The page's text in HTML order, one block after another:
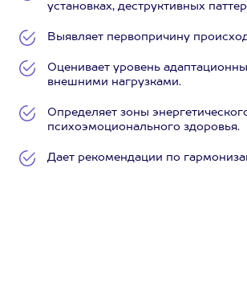
установках, деструктивных
Выявляет первопричину
Оценивает уровень
внешними нагрузками.
Определяет зоны
психоэмоционального здоровья.
Дает рекомендации по